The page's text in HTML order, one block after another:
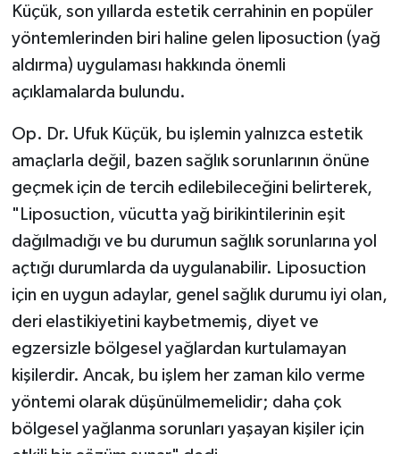
Küçük, son yıllarda estetik cerrahinin en popüler
yöntemlerinden biri haline gelen liposuction (yağ
aldırma) uygulaması hakkında önemli
açıklamalarda bulundu.
Op. Dr. Ufuk Küçük, bu işlemin yalnızca estetik
amaçlarla değil, bazen sağlık sorunlarının önüne
geçmek için de tercih edilebileceğini belirterek,
"Liposuction, vücutta yağ birikintilerinin eşit
dağılmadığı ve bu durumun sağlık sorunlarına yol
açtığı durumlarda da uygulanabilir. Liposuction
için en uygun adaylar, genel sağlık durumu iyi olan,
deri elastikiyetini kaybetmemiş, diyet ve
egzersizle bölgesel yağlardan kurtulamayan
kişilerdir. Ancak, bu işlem her zaman kilo verme
yöntemi olarak düşünülmemelidir; daha çok
bölgesel yağlanma sorunları yaşayan kişiler için